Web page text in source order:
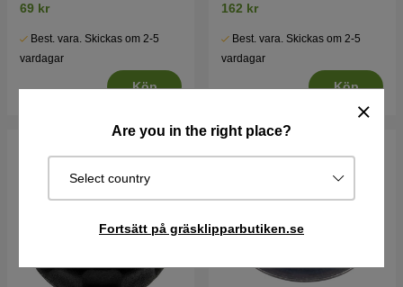
Are you in the right place?
Select country
Fortsätt på gräsklipparbutiken.se
69 kr
Best. vara. Skickas om 2-5
vardagar
Köp
162 kr
Best. vara. Skickas om 2-5
vardagar
Köp